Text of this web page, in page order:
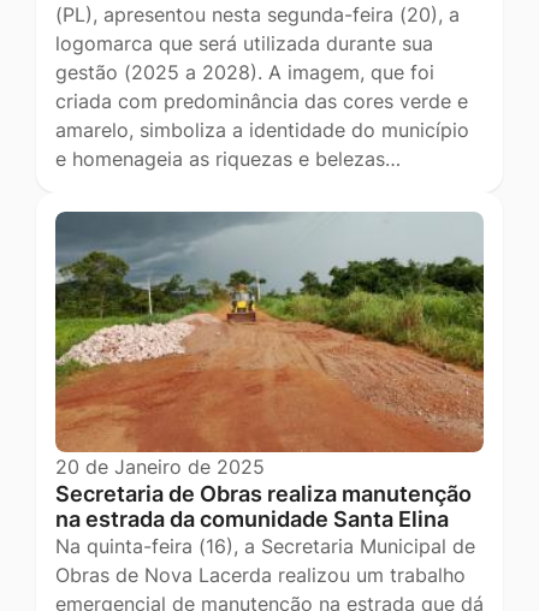
(PL), apresentou nesta segunda-feira (20), a
logomarca que será utilizada durante sua
gestão (2025 a 2028). A imagem, que foi
criada com predominância das cores verde e
amarelo, simboliza a identidade do município
e homenageia as riquezas e belezas…
20 de Janeiro de 2025
Secretaria de Obras realiza manutenção
na estrada da comunidade Santa Elina
Na quinta-feira (16), a Secretaria Municipal de
Obras de Nova Lacerda realizou um trabalho
emergencial de manutenção na estrada que dá